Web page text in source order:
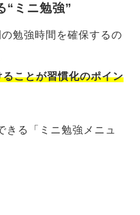
“ミニ勉強”
勉強時間を確保するの
ことが習慣化のポイン
きる「ミニ勉強メニュ